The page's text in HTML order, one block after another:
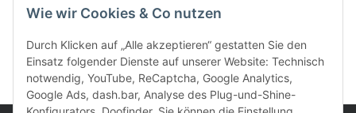
Wie wir Cookies & Co nutzen
Durch Klicken auf „Alle akzeptieren“ gestatten Sie den
Einsatz folgender Dienste auf unserer Website: Technisch
notwendig, YouTube, ReCaptcha, Google Analytics,
Google Ads, dash.bar, Analyse des Plug-und-Shine-